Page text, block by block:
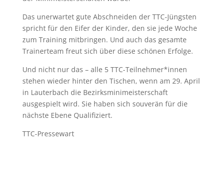
Das unerwartet gute Abschneiden der TTC-Jüngsten
spricht für den Eifer der Kinder, den sie jede Woche
zum Training mitbringen. Und auch das gesamte
Trainerteam freut sich über diese schönen Erfolge.
Und nicht nur das – alle 5 TTC-Teilnehmer*innen
stehen wieder hinter den Tischen, wenn am 29. April
in Lauterbach die Bezirksminimeisterschaft
ausgespielt wird. Sie haben sich souverän für die
nächste Ebene Qualifiziert.
TTC-Pressewart